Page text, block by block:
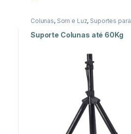
Colunas, Som e Luz, Suportes para
Suporte Colunas até 60Kg